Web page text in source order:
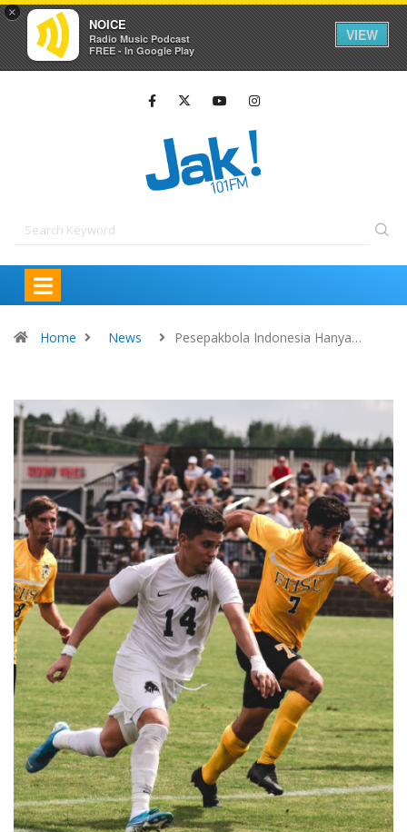
×
NOICE
Radio Music Podcast
FREE - In Google Play
VIEW
Home News Pesepakbola Indonesia Hanya…